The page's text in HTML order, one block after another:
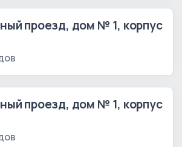
проезд, дом № 1, корпус
проезд, дом № 1, корпус